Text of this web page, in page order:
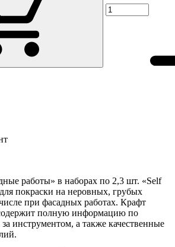
работы» в наборах по 2,3 шт. «Self
покраски на неровных, грубых
при фасадных работах. Крафт
полную информацию по
инструментом, а также качественные